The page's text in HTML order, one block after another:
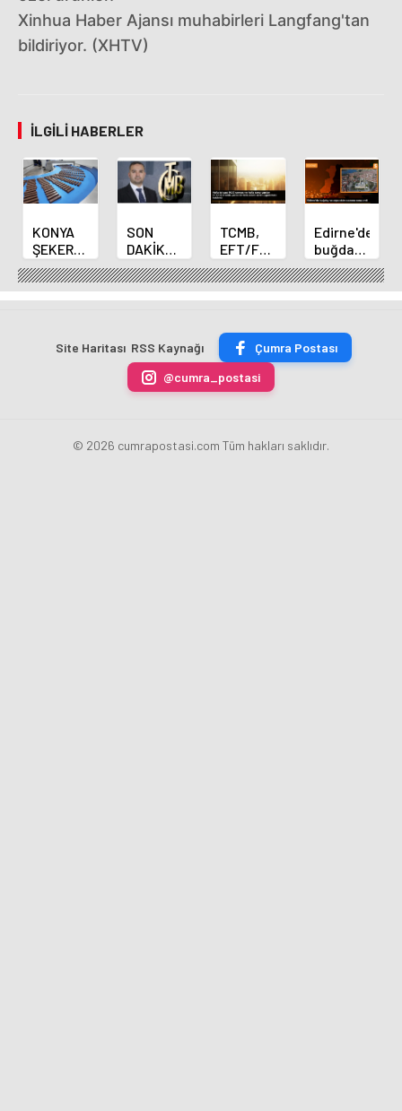
Xinhua Haber Ajansı muhabirleri Langfang'tan
bildiriyor. (XHTV)
İLGILI HABERLER
KONYA
ŞEKER
YILLIK 7
BİN 500
TON
ÜRETİLECEK
SON
DAKİKA
HABERİ:
Yeni
Merkez
Fatih
Karahan
oldu
TCMB,
EFT/FAST
işlemleri
için
fazla
uygulamasını
kaldırdı
Edirne'de
buğday
ve arpa
ekim
sezonu
erdi
Site Haritası RSS Kaynağı
Çumra Postası
@cumra_postasi
© 2026 cumrapostasi.com Tüm hakları saklıdır.